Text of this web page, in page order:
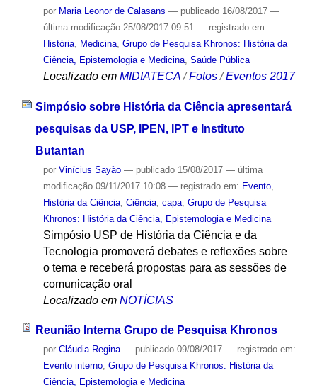
por Maria Leonor de Calasans — publicado16/08/2017 —
última modificação25/08/2017 09:51 — registrado em:
História, Medicina, Grupo de Pesquisa Khronos: História da
Ciência, Epistemologia e Medicina, Saúde Pública
Localizado em MIDIATECA /Fotos /Eventos 2017
Simpósio sobre História da Ciência apresentará
pesquisas da USP, IPEN, IPT e Instituto
Butantan
por Vinícius Sayão — publicado15/08/2017 — última
modificação09/11/2017 10:08 — registrado em: Evento,
História da Ciência, Ciência, capa, Grupo de Pesquisa
Khronos: História da Ciência, Epistemologia e Medicina
Simpósio USP de História da Ciência e da
Tecnologia promoverá debates e reflexões sobre
o tema e receberá propostas para as sessões de
comunicação oral
Localizado em NOTÍCIAS
Reunião Interna Grupo de Pesquisa Khronos
por Cláudia Regina — publicado09/08/2017 — registrado em:
Evento interno, Grupo de Pesquisa Khronos: História da
Ciência, Epistemologia e Medicina